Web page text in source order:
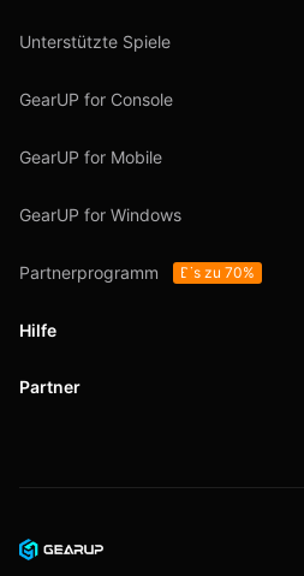
Unterstützte Spiele
GearUP for Console
GearUP for Mobile
GearUP for Windows
Partnerprogramm Bis zu 70%
Hilfe
Support
Nutzungsbedingungen
Partner